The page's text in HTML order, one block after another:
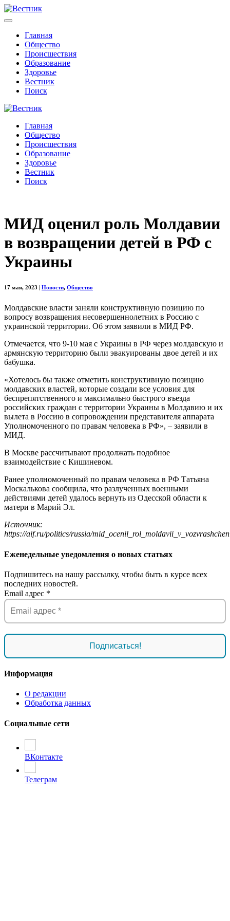
Главная
Общество
Происшествия
Образование
Здоровье
Вестник
Поиск
Главная
Общество
Происшествия
Образование
Здоровье
Вестник
Поиск
МИД оценил роль Молдавии
в возвращении детей в РФ с
Украины
17 мая, 2023 Новости, Общество
Молдавские власти заняли конструктивную позицию по
вопросу возвращения несовершеннолетних в Россию с
украинской территории. Об этом заявили в МИД РФ.
Отмечается, что 9-10 мая с Украины в РФ через молдавскую и
армянскую территорию были эвакуированы двое детей и их
бабушка.
«Хотелось бы также отметить конструктивную позицию
молдавских властей, которые создали все условия для
беспрепятственного и максимально быстрого въезда
российских граждан с территории Украины в Молдавию и их
вылета в Россию в сопровождении представителя аппарата
Уполномоченного по правам человека в РФ», – заявили в
МИД.
В Москве рассчитывают продолжать подобное
взаимодействие с Кишиневом.
Ранее уполномоченный по правам человека в РФ Татьяна
Москалькова сообщила, что разлученных военными
действиями детей удалось вернуть из Одесской области к
матери в Марий Эл.
Источник:
https://aif.ru/politics/russia/
Еженедельные уведомления о новых статьях
Подпишитесь на нашу рассылку, чтобы быть в курсе всех
последних новостей.
Email адрес *
Информация
О редакции
Обработка данных
Социальные сети
ВКонтакте
Телеграм